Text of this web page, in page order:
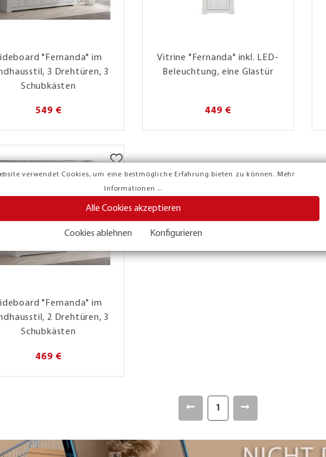
verwendet Cookies, um eine bestmögliche Erfahrung bieten zu können. Mehr
Informationen ...
Alle Cookies akzeptieren
Cookies ablehnen Konfigurieren
"Fernanda" im
3 Drehtüren, 3
Schubkästen
549 €
Vitrine "Fernanda" inkl. LED-
Beleuchtung, eine Glastür
449 €
"Fernanda" im
2 Drehtüren, 3
Schubkästen
469 €
1